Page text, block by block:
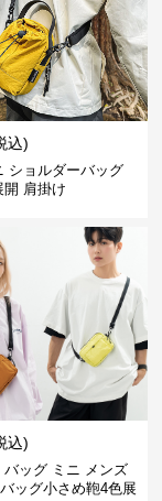
込)
ショルダーバッグ
開 肩掛け
込)
バッグ ミニ メンズ
ッグ小さめ鞄4色展